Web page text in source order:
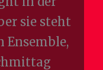
sie steht
Ensemble,